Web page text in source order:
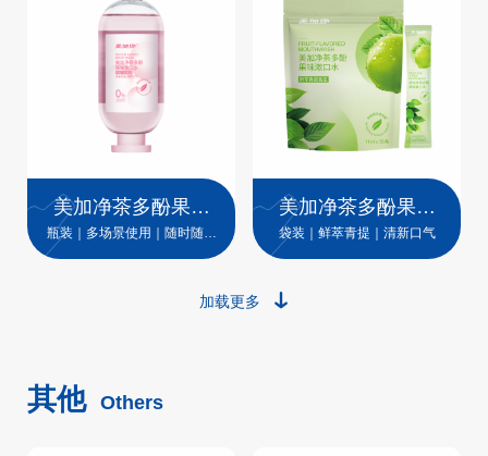
美加净茶多酚果味
漱口水（桃桃乌
龙）
瓶装｜多场景使用｜随时随地
美加净茶多酚果味
漱口水
袋装｜鲜萃青提｜清新口气
加载更多
其他 Others